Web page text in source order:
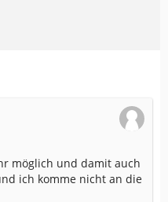
möglich und damit auch
ich komme nicht an die